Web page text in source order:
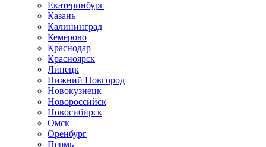
Екатеринбург
Казань
Калининград
Кемерово
Краснодар
Красноярск
Липецк
Нижний Новгород
Новокузнецк
Новороссийск
Новосибирск
Омск
Оренбург
Пермь